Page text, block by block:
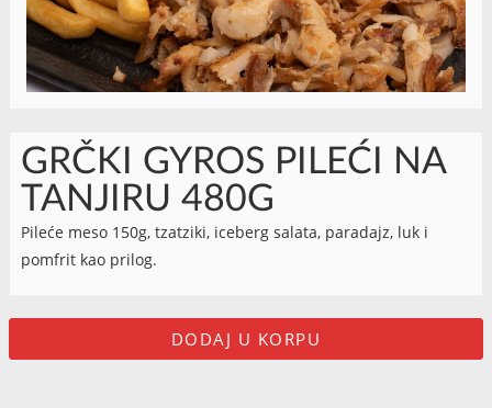
GRČKI GYROS PILEĆI NA
TANJIRU 480G
Pileće meso 150g, tzatziki, iceberg salata, paradajz, luk i
pomfrit kao prilog.
DODAJ U KORPU